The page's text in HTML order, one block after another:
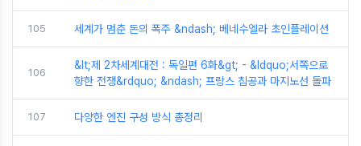
105 세계가 멈춘 돈의 폭주 &ndash; 베네수엘라 초인플레이션
106
&lt;제 2차세계대전 : 독일편 6화&gt; - &ldquo;서쪽으로
향한 전쟁&rdquo; &ndash; 프랑스 침공과 마지노선 돌파
107 다양한 엔진 구성 방식 총정리